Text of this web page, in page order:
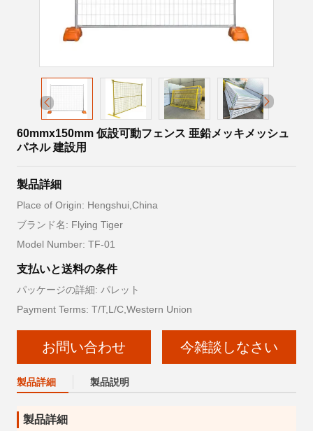
60mmx150mm 仮設可動フェンス 亜鉛メッキメッシュ
パネル 建設用
製品詳細
Place of Origin: Hengshui,China
ブランド名: Flying Tiger
Model Number: TF-01
支払いと送料の条件
パッケージの詳細: パレット
Payment Terms: T/T,L/C,Western Union
お問い合わせ 今雑談しなさい
製品詳細 製品説明
製品詳細